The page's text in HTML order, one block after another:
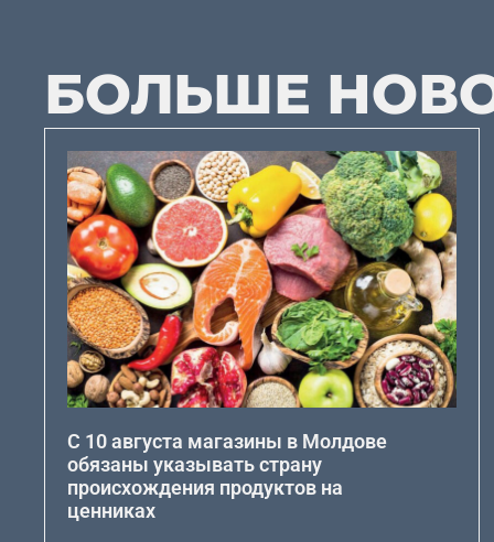
БОЛЬШЕ
С 10 августа магазины в Молдове
обязаны указывать страну
происхождения продуктов на
ценниках